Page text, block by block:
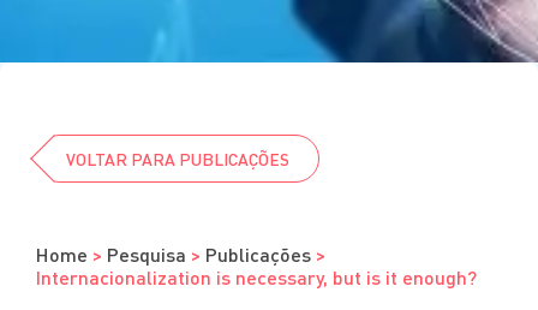
VOLTAR PARA PUBLICAÇÕES
Home > Pesquisa > Publicações >
Internacionalization is necessary, but is it enough?